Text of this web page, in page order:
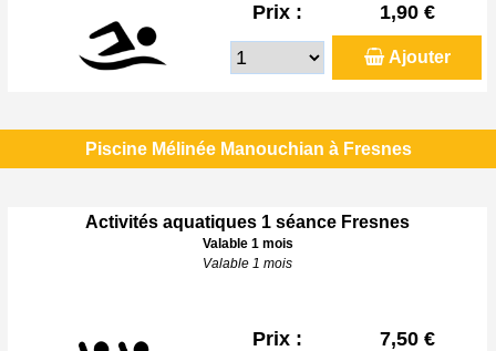
Prix : 1,90 €
Ajouter
Piscine Mélinée Manouchian à Fresnes
Activités aquatiques 1 séance Fresnes
Valable 1 mois
Valable 1 mois
Prix : 7,50 €